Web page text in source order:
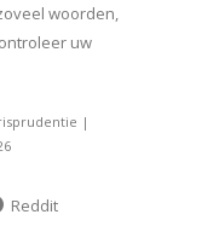
woorden,
uw
|
Reddit